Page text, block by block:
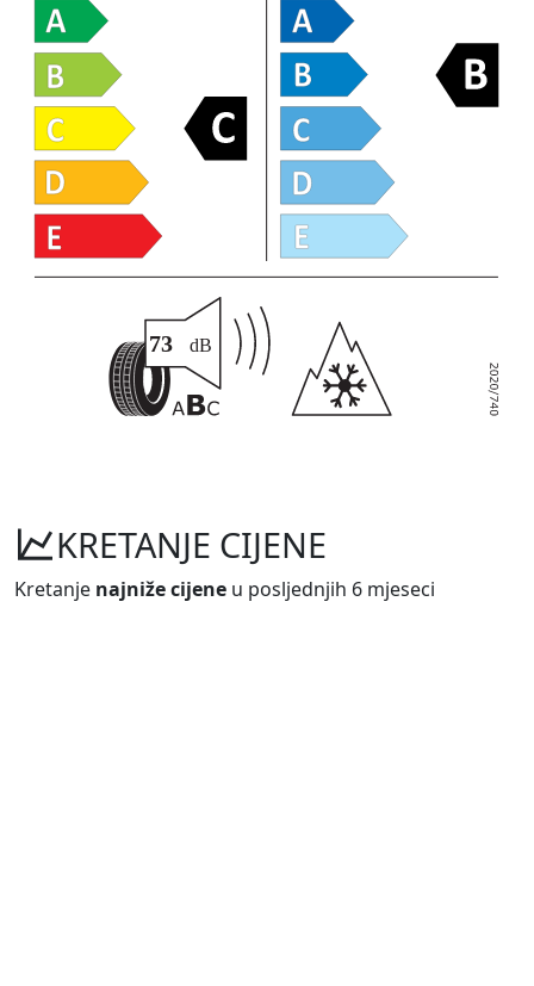
KRETANJE CIJENE
Kretanje najniže cijene u posljednjih 6 mjeseci